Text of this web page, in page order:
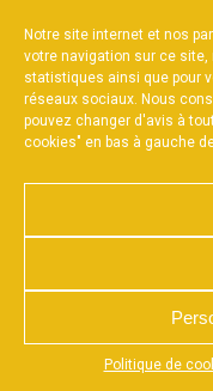
Notre site internet et nos
votre navigation sur ce
statistiques ainsi que pour
réseaux sociaux. Nous
pouvez changer d'avis à
cookies" en bas à gauche
Politique de
Appuyez sur le bouton
CHARTE DE
RÉALISÉ